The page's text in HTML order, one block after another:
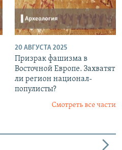
20 АВГУСТА 2025
Призрак фашизма в
Восточной Европе. Захватят
ли регион национал-
популисты?
Смотреть все части